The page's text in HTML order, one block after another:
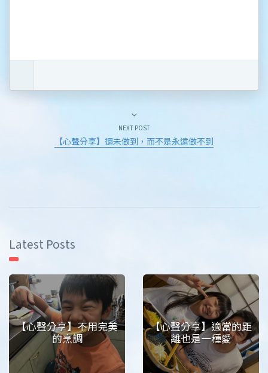
NEXT POST
【心聲分享】還未做到，而不是永遠做不到
Latest Posts
【心聲分享】不用完美
的烹調
【心聲分享】適當的距
離也是一種愛